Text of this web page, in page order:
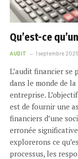
Qu’est-ce
AUDIT 1 septembre 2025
L’audit financier se
dans le monde de
entreprise.
est de fournir une
financiers d’une
erronée
explorerons ce
processus, les